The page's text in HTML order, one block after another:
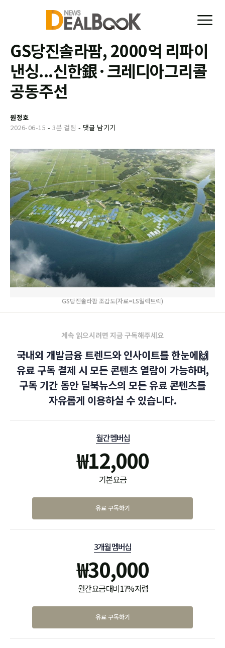
GS당진솔라팜, 2000억 리파이
낸싱...신한銀·크레디아그리콜
공동주선
원정호
2026-06-15 - 3분 걸림 - 댓글 남기기
GS당진솔라팜 조감도(자료=LS일렉트릭)
계속 읽으시려면 지금 구독해주세요
국내외 개발금융 트렌드와 인사이트를 한눈에🙌
유료 구독 결제 시 모든 콘텐츠 열람이 가능하며,
구독 기간 동안 딜북뉴스의 모든 유료 콘텐츠를
자유롭게 이용하실 수 있습니다.
월간 멤버십
₩12,000
기본 요금
유료 구독하기
3개월 멤버십
₩30,000
월간 요금 대비 17% 저렴
유료 구독하기